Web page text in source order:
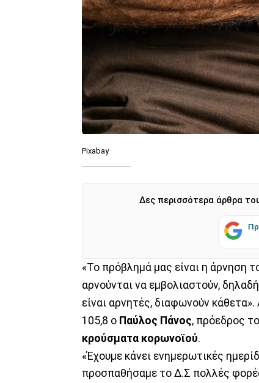
Pixabay
Δες περισσότερα άρθρα
«Το πρόβλημά μας είναι η άρνηση
αρνούνται να εμβολιαστούν,
είναι αρνητές, διαφωνούν
105,8 ο Παύλος Πάνος, πρόεδρος
κρούσματα κορωνοϊού.
«Έχουμε κάνει ενημερωτικές
προσπαθήσαμε το Δ.Σ πολλές